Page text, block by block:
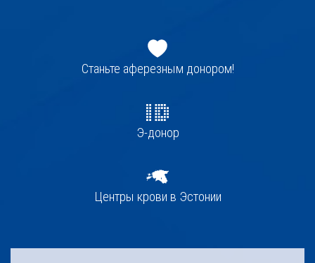
navigatsioonСтаньте аферезным донором!
Э-донор
Центры крови в Эстонии